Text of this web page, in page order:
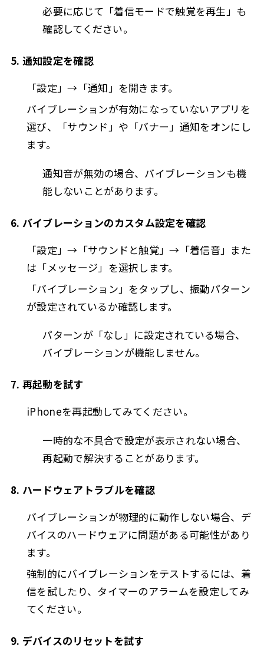
必要に応じて「着信モードで触覚を再生」も
確認してください。
5. 通知設定を確認
「設定」→「通知」を開きます。
バイブレーションが有効になっていないアプリを
選び、「サウンド」や「バナー」通知をオンにし
ます。
通知音が無効の場合、バイブレーションも機
能しないことがあります。
6. バイブレーションのカスタム設定を確認
「設定」→「サウンドと触覚」→「着信音」また
は「メッセージ」を選択します。
「バイブレーション」をタップし、振動パターン
が設定されているか確認します。
パターンが「なし」に設定されている場合、
バイブレーションが機能しません。
7. 再起動を試す
iPhoneを再起動してみてください。
一時的な不具合で設定が表示されない場合、
再起動で解決することがあります。
8. ハードウェアトラブルを確認
バイブレーションが物理的に動作しない場合、デ
バイスのハードウェアに問題がある可能性があり
ます。
強制的にバイブレーションをテストするには、着
信を試したり、タイマーのアラームを設定してみ
てください。
9. デバイスのリセットを試す